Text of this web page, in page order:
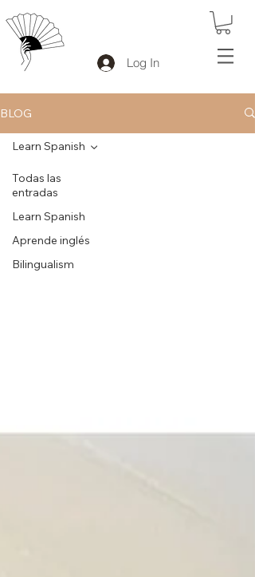
Log In
BLOG
Todas las
entradas
Learn Spanish
Aprende inglés
Bilingualism
Learn Spanish